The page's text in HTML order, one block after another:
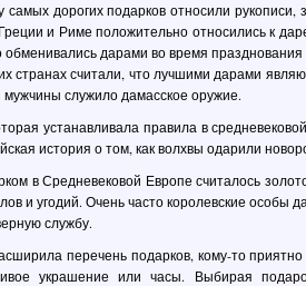
самых дорогих подарков относили
и Риме положительно относились к
дарами во время празднования
странах считали, что лучшими дарами
служило дамасское оружие.
устанавливала правила в
история о том, как волхвы одарили
в Средневековой Европе считалось
и угодий. Очень часто королевские особы
службу.
перечень подарков, кому-то
украшение или часы. Выбирая